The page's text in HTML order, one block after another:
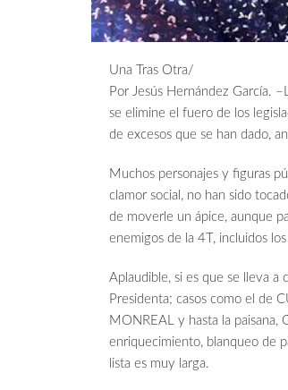
Una Tras Otra/
Por Jesús Hernández García.
se elimine el fuero de los
de excesos que se han dado,
Muchos personajes y figuras
clamor social, no han sido
de moverle un ápice, aunque
enemigos de la 4T, incluidos los
Aplaudible, si es que se lleva a
Presidenta; casos como el de
MONREAL y hasta la paisana,
enriquecimiento, blanqueo de
lista es muy larga.